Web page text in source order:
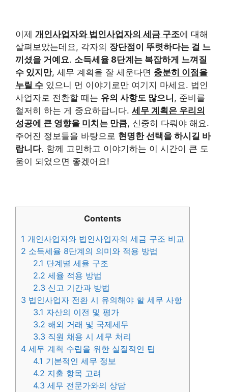
이제 개인사업자와 법인사업자의 세금 구조에 대해
살펴보았는데요, 각자의 장단점이 뚜렷하다는 걸 느
끼셨을 거예요. 소득세율 8단계는 복잡하게 느껴질
수 있지만, 세무 계획을 잘 세운다면 충분히 이점을
누릴 수 있으니 먼 이야기로만 여기지 마세요. 법인
사업자로 전환할 때는 유의 사항도 많으니 , 준비를
철저히 하는 게 중요하답니다. 세무 계획은 우리의
성공에 큰 영향을 미치는 만큼, 신중히 다뤄야 해요.
주어진 정보들을 바탕으로 현명한 선택을 하시길 바
랍니다. 함께 고민하고 이야기하는 이 시간이 큰 도
움이 되었으면 좋겠어요!
Contents
1 개인사업자와 법인사업자의 세금 구조 비교
2 소득세율 8단계의 의미와 적용 방법
2.1 단계별 세율 구조
2.2 세율 적용 방법
2.3 신고 기간과 방법
3 법인사업자 전환 시 유의해야 할 세무 사항
3.1 자산의 이전 및 평가
3.2 해외 거래 및 국제세무
3.3 직원 채용 시 세무 처리
4 세무 계획 수립을 위한 실질적인 팁
4.1 기본적인 세무 정보
4.2 지출 항목 고려
4.3 세무 전문가와의 상담